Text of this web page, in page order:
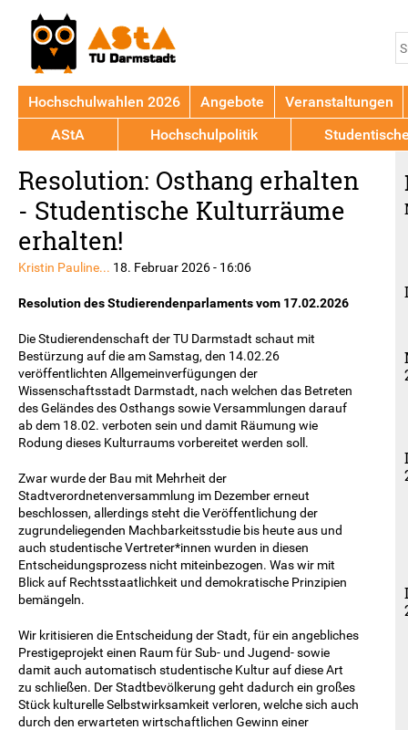
to
top
Resolution: Osthang erhalten
- Studentische Kulturräume
erhalten!
Kristin Pauline... 18. Februar 2026 - 16:06
Resolution des Studierendenparlaments vom 17.02.2026
Die Studierendenschaft der TU Darmstadt schaut mit
Bestürzung auf die am Samstag, den 14.02.26
veröffentlichten Allgemeinverfügungen der
Wissenschaftsstadt Darmstadt, nach welchen das Betreten
des Geländes des Osthangs sowie Versammlungen darauf
ab dem 18.02. verboten sein und damit Räumung wie
Rodung dieses Kulturraums vorbereitet werden soll.
Zwar wurde der Bau mit Mehrheit der
Stadtverordnetenversammlung im Dezember erneut
beschlossen, allerdings steht die Veröffentlichung der
zugrundeliegenden Machbarkeitsstudie bis heute aus und
auch studentische Vertreter*innen wurden in diesen
Entscheidungsprozess nicht miteinbezogen. Was wir mit
Blick auf Rechtsstaatlichkeit und demokratische Prinzipien
bemängeln.
Wir kritisieren die Entscheidung der Stadt, für ein angebliches
Prestigeprojekt einen Raum für Sub- und Jugend- sowie
damit auch automatisch studentische Kultur auf diese Art
zu schließen. Der Stadtbevölkerung geht dadurch ein großes
Stück kulturelle Selbstwirksamkeit verloren, welche sich auch
durch den erwarteten wirtschaftlichen Gewinn einer
Hochschulwahlen 2026 Angebote
Veranstaltungen
AStA
Hochschulpolitik